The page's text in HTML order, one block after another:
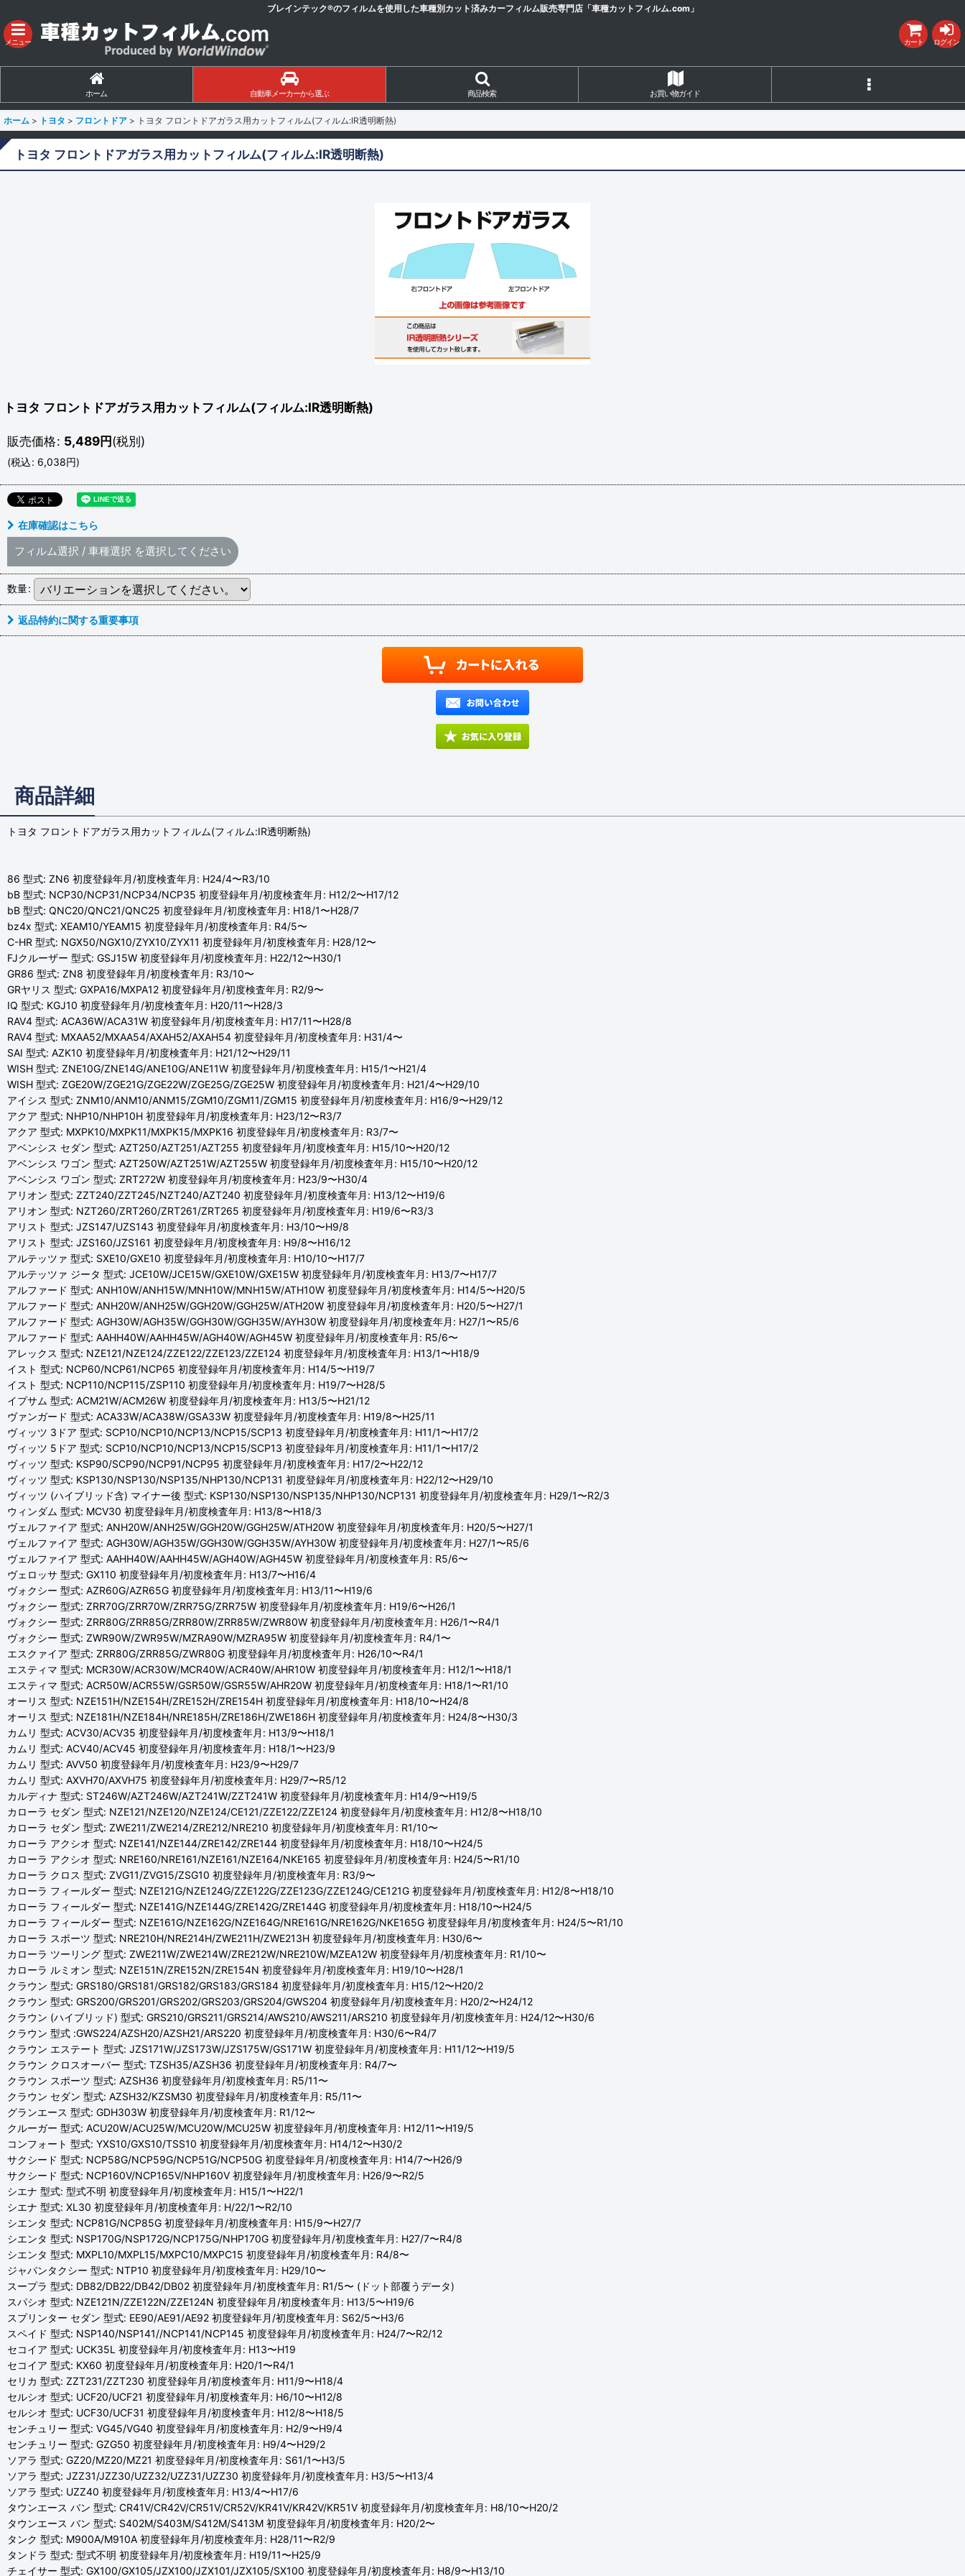
ブレインテック®のフィルムを使用した車種別カット済みカーフィルム販売専門店「車種カットフィルム.com」
メニュー カート ログイン
ホーム 自動車メーカーから選ぶ 商品検索 お買い物ガイド
ホーム > トヨタ > フロントドア > トヨタ フロントドアガラス用カットフィルム(フィルム:IR透明断熱)
トヨタ フロントドアガラス用カットフィルム(フィルム:IR透明断熱)
トヨタ フロントドアガラス用カットフィルム(フィルム:IR透明断熱)
販売価格: 5,489円(税別)
(税込: 6,038円)
在庫確認はこちら
フィルム選択 / 車種選択 を選択してください
数量:
返品特約に関する重要事項
商品詳細
トヨタ フロントドアガラス用カットフィルム(フィルム:IR透明断熱)
86 型式: ZN6 初度登録年月/初度検査年月: H24/4〜R3/10
bB 型式: NCP30/NCP31/NCP34/NCP35 初度登録年月/初度検査年月: H12/2〜H17/12
bB 型式: QNC20/QNC21/QNC25 初度登録年月/初度検査年月: H18/1〜H28/7
bz4x 型式: XEAM10/YEAM15 初度登録年月/初度検査年月: R4/5〜
C-HR 型式: NGX50/NGX10/ZYX10/ZYX11 初度登録年月/初度検査年月: H28/12〜
FJクルーザー 型式: GSJ15W 初度登録年月/初度検査年月: H22/12〜H30/1
GR86 型式: ZN8 初度登録年月/初度検査年月: R3/10〜
GRヤリス 型式: GXPA16/MXPA12 初度登録年月/初度検査年月: R2/9〜
IQ 型式: KGJ10 初度登録年月/初度検査年月: H20/11〜H28/3
RAV4 型式: ACA36W/ACA31W 初度登録年月/初度検査年月: H17/11〜H28/8
RAV4 型式: MXAA52/MXAA54/AXAH52/AXAH54 初度登録年月/初度検査年月: H31/4〜
SAI 型式: AZK10 初度登録年月/初度検査年月: H21/12〜H29/11
WISH 型式: ZNE10G/ZNE14G/ANE10G/ANE11W 初度登録年月/初度検査年月: H15/1〜H21/4
WISH 型式: ZGE20W/ZGE21G/ZGE22W/ZGE25G/ZGE25W 初度登録年月/初度検査年月: H21/4〜H29/10
アイシス 型式: ZNM10/ANM10/ANM15/ZGM10/ZGM11/ZGM15 初度登録年月/初度検査年月: H16/9〜H29/12
アクア 型式: NHP10/NHP10H 初度登録年月/初度検査年月: H23/12〜R3/7
アクア 型式: MXPK10/MXPK11/MXPK15/MXPK16 初度登録年月/初度検査年月: R3/7〜
アベンシス セダン 型式: AZT250/AZT251/AZT255 初度登録年月/初度検査年月: H15/10〜H20/12
アベンシス ワゴン 型式: AZT250W/AZT251W/AZT255W 初度登録年月/初度検査年月: H15/10〜H20/12
アベンシス ワゴン 型式: ZRT272W 初度登録年月/初度検査年月: H23/9〜H30/4
アリオン 型式: ZZT240/ZZT245/NZT240/AZT240 初度登録年月/初度検査年月: H13/12〜H19/6
アリオン 型式: NZT260/ZRT260/ZRT261/ZRT265 初度登録年月/初度検査年月: H19/6〜R3/3
アリスト 型式: JZS147/UZS143 初度登録年月/初度検査年月: H3/10〜H9/8
アリスト 型式: JZS160/JZS161 初度登録年月/初度検査年月: H9/8〜H16/12
アルテッツァ 型式: SXE10/GXE10 初度登録年月/初度検査年月: H10/10〜H17/7
アルテッツァ ジータ 型式: JCE10W/JCE15W/GXE10W/GXE15W 初度登録年月/初度検査年月: H13/7〜H17/7
アルファード 型式: ANH10W/ANH15W/MNH10W/MNH15W/ATH10W 初度登録年月/初度検査年月: H14/5〜H20/5
アルファード 型式: ANH20W/ANH25W/GGH20W/GGH25W/ATH20W 初度登録年月/初度検査年月: H20/5〜H27/1
アルファード 型式: AGH30W/AGH35W/GGH30W/GGH35W/AYH30W 初度登録年月/初度検査年月: H27/1〜R5/6
アルファード 型式: AAHH40W/AAHH45W/AGH40W/AGH45W 初度登録年月/初度検査年月: R5/6〜
アレックス 型式: NZE121/NZE124/ZZE122/ZZE123/ZZE124 初度登録年月/初度検査年月: H13/1〜H18/9
イスト 型式: NCP60/NCP61/NCP65 初度登録年月/初度検査年月: H14/5〜H19/7
イスト 型式: NCP110/NCP115/ZSP110 初度登録年月/初度検査年月: H19/7〜H28/5
イプサム 型式: ACM21W/ACM26W 初度登録年月/初度検査年月: H13/5〜H21/12
ヴァンガード 型式: ACA33W/ACA38W/GSA33W 初度登録年月/初度検査年月: H19/8〜H25/11
ヴィッツ 3ドア 型式: SCP10/NCP10/NCP13/NCP15/SCP13 初度登録年月/初度検査年月: H11/1〜H17/2
ヴィッツ 5ドア 型式: SCP10/NCP10/NCP13/NCP15/SCP13 初度登録年月/初度検査年月: H11/1〜H17/2
ヴィッツ 型式: KSP90/SCP90/NCP91/NCP95 初度登録年月/初度検査年月: H17/2〜H22/12
ヴィッツ 型式: KSP130/NSP130/NSP135/NHP130/NCP131 初度登録年月/初度検査年月: H22/12〜H29/10
ヴィッツ (ハイブリッド含) マイナー後 型式: KSP130/NSP130/NSP135/NHP130/NCP131 初度登録年月/初度検査年月: H29/1〜R2/3
ウィンダム 型式: MCV30 初度登録年月/初度検査年月: H13/8〜H18/3
ヴェルファイア 型式: ANH20W/ANH25W/GGH20W/GGH25W/ATH20W 初度登録年月/初度検査年月: H20/5〜H27/1
ヴェルファイア 型式: AGH30W/AGH35W/GGH30W/GGH35W/AYH30W 初度登録年月/初度検査年月: H27/1〜R5/6
ヴェルファイア 型式: AAHH40W/AAHH45W/AGH40W/AGH45W 初度登録年月/初度検査年月: R5/6〜
ヴェロッサ 型式: GX110 初度登録年月/初度検査年月: H13/7〜H16/4
ヴォクシー 型式: AZR60G/AZR65G 初度登録年月/初度検査年月: H13/11〜H19/6
ヴォクシー 型式: ZRR70G/ZRR70W/ZRR75G/ZRR75W 初度登録年月/初度検査年月: H19/6〜H26/1
ヴォクシー 型式: ZRR80G/ZRR85G/ZRR80W/ZRR85W/ZWR80W 初度登録年月/初度検査年月: H26/1〜R4/1
ヴォクシー 型式: ZWR90W/ZWR95W/MZRA90W/MZRA95W 初度登録年月/初度検査年月: R4/1〜
エスクァイア 型式: ZRR80G/ZRR85G/ZWR80G 初度登録年月/初度検査年月: H26/10〜R4/1
エスティマ 型式: MCR30W/ACR30W/MCR40W/ACR40W/AHR10W 初度登録年月/初度検査年月: H12/1〜H18/1
エスティマ 型式: ACR50W/ACR55W/GSR50W/GSR55W/AHR20W 初度登録年月/初度検査年月: H18/1〜R1/10
オーリス 型式: NZE151H/NZE154H/ZRE152H/ZRE154H 初度登録年月/初度検査年月: H18/10〜H24/8
オーリス 型式: NZE181H/NZE184H/NRE185H/ZRE186H/ZWE186H 初度登録年月/初度検査年月: H24/8〜H30/3
カムリ 型式: ACV30/ACV35 初度登録年月/初度検査年月: H13/9〜H18/1
カムリ 型式: ACV40/ACV45 初度登録年月/初度検査年月: H18/1〜H23/9
カムリ 型式: AVV50 初度登録年月/初度検査年月: H23/9〜H29/7
カムリ 型式: AXVH70/AXVH75 初度登録年月/初度検査年月: H29/7〜R5/12
カルディナ 型式: ST246W/AZT246W/AZT241W/ZZT241W 初度登録年月/初度検査年月: H14/9〜H19/5
カローラ セダン 型式: NZE121/NZE120/NZE124/CE121/ZZE122/ZZE124 初度登録年月/初度検査年月: H12/8〜H18/10
カローラ セダン 型式: ZWE211/ZWE214/ZRE212/NRE210 初度登録年月/初度検査年月: R1/10〜
カローラ アクシオ 型式: NZE141/NZE144/ZRE142/ZRE144 初度登録年月/初度検査年月: H18/10〜H24/5
カローラ アクシオ 型式: NRE160/NRE161/NZE161/NZE164/NKE165 初度登録年月/初度検査年月: H24/5〜R1/10
カローラ クロス 型式: ZVG11/ZVG15/ZSG10 初度登録年月/初度検査年月: R3/9〜
カローラ フィールダー 型式: NZE121G/NZE124G/ZZE122G/ZZE123G/ZZE124G/CE121G 初度登録年月/初度検査年月: H12/8〜H18/10
カローラ フィールダー 型式: NZE141G/NZE144G/ZRE142G/ZRE144G 初度登録年月/初度検査年月: H18/10〜H24/5
カローラ フィールダー 型式: NZE161G/NZE162G/NZE164G/NRE161G/NRE162G/NKE165G 初度登録年月/初度検査年月: H24/5〜R1/10
カローラ スポーツ 型式: NRE210H/NRE214H/ZWE211H/ZWE213H 初度登録年月/初度検査年月: H30/6〜
カローラ ツーリング 型式: ZWE211W/ZWE214W/ZRE212W/NRE210W/MZEA12W 初度登録年月/初度検査年月: R1/10〜
カローラ ルミオン 型式: NZE151N/ZRE152N/ZRE154N 初度登録年月/初度検査年月: H19/10〜H28/1
クラウン 型式: GRS180/GRS181/GRS182/GRS183/GRS184 初度登録年月/初度検査年月: H15/12〜H20/2
クラウン 型式: GRS200/GRS201/GRS202/GRS203/GRS204/GWS204 初度登録年月/初度検査年月: H20/2〜H24/12
クラウン (ハイブリッド) 型式: GRS210/GRS211/GRS214/AWS210/AWS211/ARS210 初度登録年月/初度検査年月: H24/12〜H30/6
クラウン 型式 :GWS224/AZSH20/AZSH21/ARS220 初度登録年月/初度検査年月: H30/6〜R4/7
クラウン エステート 型式: JZS171W/JZS173W/JZS175W/GS171W 初度登録年月/初度検査年月: H11/12〜H19/5
クラウン クロスオーバー 型式: TZSH35/AZSH36 初度登録年月/初度検査年月: R4/7〜
クラウン スポーツ 型式: AZSH36 初度登録年月/初度検査年月: R5/11〜
クラウン セダン 型式: AZSH32/KZSM30 初度登録年月/初度検査年月: R5/11〜
グランエース 型式: GDH303W 初度登録年月/初度検査年月: R1/12〜
クルーガー 型式: ACU20W/ACU25W/MCU20W/MCU25W 初度登録年月/初度検査年月: H12/11〜H19/5
コンフォート 型式: YXS10/GXS10/TSS10 初度登録年月/初度検査年月: H14/12〜H30/2
サクシード 型式: NCP58G/NCP59G/NCP51G/NCP50G 初度登録年月/初度検査年月: H14/7〜H26/9
サクシード 型式: NCP160V/NCP165V/NHP160V 初度登録年月/初度検査年月: H26/9〜R2/5
シエナ 型式: 型式不明 初度登録年月/初度検査年月: H15/1〜H22/1
シエナ 型式: XL30 初度登録年月/初度検査年月: H/22/1〜R2/10
シエンタ 型式: NCP81G/NCP85G 初度登録年月/初度検査年月: H15/9〜H27/7
シエンタ 型式: NSP170G/NSP172G/NCP175G/NHP170G 初度登録年月/初度検査年月: H27/7〜R4/8
シエンタ 型式: MXPL10/MXPL15/MXPC10/MXPC15 初度登録年月/初度検査年月: R4/8〜
ジャパンタクシー 型式: NTP10 初度登録年月/初度検査年月: H29/10〜
スープラ 型式: DB82/DB22/DB42/DB02 初度登録年月/初度検査年月: R1/5〜 (ドット部覆うデータ)
スパシオ 型式: NZE121N/ZZE122N/ZZE124N 初度登録年月/初度検査年月: H13/5〜H19/6
スプリンター セダン 型式: EE90/AE91/AE92 初度登録年月/初度検査年月: S62/5〜H3/6
スペイド 型式: NSP140/NSP141//NCP141/NCP145 初度登録年月/初度検査年月: H24/7〜R2/12
セコイア 型式: UCK35L 初度登録年月/初度検査年月: H13〜H19
セコイア 型式: KX60 初度登録年月/初度検査年月: H20/1〜R4/1
セリカ 型式: ZZT231/ZZT230 初度登録年月/初度検査年月: H11/9〜H18/4
セルシオ 型式: UCF20/UCF21 初度登録年月/初度検査年月: H6/10〜H12/8
セルシオ 型式: UCF30/UCF31 初度登録年月/初度検査年月: H12/8〜H18/5
センチュリー 型式: VG45/VG40 初度登録年月/初度検査年月: H2/9〜H9/4
センチュリー 型式: GZG50 初度登録年月/初度検査年月: H9/4〜H29/2
ソアラ 型式: GZ20/MZ20/MZ21 初度登録年月/初度検査年月: S61/1〜H3/5
ソアラ 型式: JZZ31/JZZ30/UZZ32/UZZ31/UZZ30 初度登録年月/初度検査年月: H3/5〜H13/4
ソアラ 型式: UZZ40 初度登録年月/初度検査年月: H13/4〜H17/6
タウンエース バン 型式: CR41V/CR42V/CR51V/CR52V/KR41V/KR42V/KR51V 初度登録年月/初度検査年月: H8/10〜H20/2
タウンエース バン 型式: S402M/S403M/S412M/S413M 初度登録年月/初度検査年月: H20/2〜
タンク 型式: M900A/M910A 初度登録年月/初度検査年月: H28/11〜R2/9
タンドラ 型式: 型式不明 初度登録年月/初度検査年月: H19/11〜H25/9
チェイサー 型式: GX100/GX105/JZX100/JZX101/JZX105/SX100 初度登録年月/初度検査年月: H8/9〜H13/10